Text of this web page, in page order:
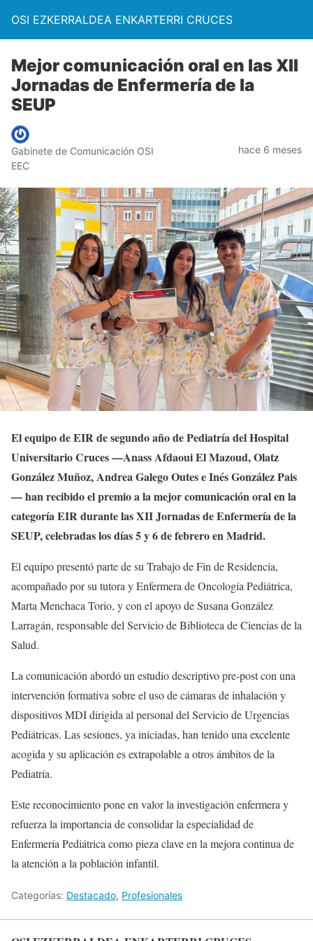
OSI EZKERRALDEA ENKARTERRI CRUCES
Mejor comunicación oral en las XII
Jornadas de Enfermería de la
SEUP
Gabinete de Comunicación OSI
EEC
hace 6 meses
El equipo de EIR de segundo año de Pediatría del Hospital
Universitario Cruces —Anass Afdaoui El Mazoud, Olatz
González Muñoz, Andrea Galego Outes e Inés González Pais
— han recibido el premio a la mejor comunicación oral en la
categoría EIR durante las XII Jornadas de Enfermería de la
SEUP, celebradas los días 5 y 6 de febrero en Madrid.
El equipo presentó parte de su Trabajo de Fin de Residencia,
acompañado por su tutora y Enfermera de Oncología Pediátrica,
Marta Menchaca Torio, y con el apoyo de Susana González
Larragán, responsable del Servicio de Biblioteca de Ciencias de la
Salud.
La comunicación abordó un estudio descriptivo pre‑post con una
intervención formativa sobre el uso de cámaras de inhalación y
dispositivos MDI dirigida al personal del Servicio de Urgencias
Pediátricas. Las sesiones, ya iniciadas, han tenido una excelente
acogida y su aplicación es extrapolable a otros ámbitos de la
Pediatría.
Este reconocimiento pone en valor la investigación enfermera y
refuerza la importancia de consolidar la especialidad de
Enfermería Pediátrica como pieza clave en la mejora continua de
la atención a la población infantil.
Categorías: Destacado, Profesionales